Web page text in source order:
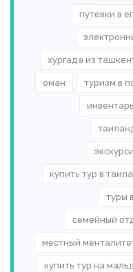
путевки в
хургада из
оман туризм в
инвентарь
купить тур в
туры
семейный
местный
купить тур на